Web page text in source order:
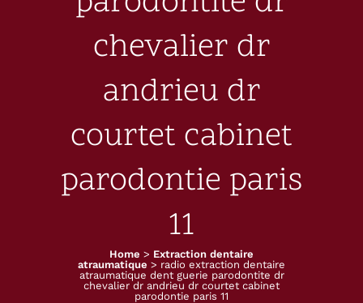
chevalier dr
andrieu dr
courtet cabinet
parodontie paris
11
Home > Extraction dentaire
atraumatique > radio extraction dentaire
atraumatique dent guerie parodontite dr
chevalier dr andrieu dr courtet cabinet
parodontie paris 11